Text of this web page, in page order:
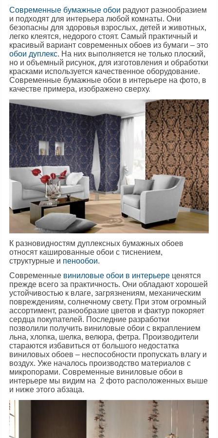
Современные бумажные обои радуют разнообразием
и подходят для интерьера любой комнаты. Они
безопасны для здоровья взрослых, детей и животных,
легко клеятся, недорого стоят. Самый практичный и
красивый вариант современных обоев из бумаги – это
обои дуплекс. На них выполняется не только плоский,
но и объемный рисунок, для изготовления и обработки
красками используется качественное оборудование.
Современные бумажные обои в интерьере на фото, в
качестве примера, изображено сверху.
К разновидностям дуплексных бумажных обоев
относят кашированные обои с тиснением,
структурные и пенообои.
Современные виниловые обои в интерьере ценятся
прежде всего за практичность. Они обладают хорошей
устойчивостью к влаге, загрязнениям, механическим
повреждениям, солнечному свету. При этом огромный
ассортимент, разнообразие цветов и фактур покоряет
сердца покупателей. Последние разработки
позволили получить виниловые обои с вкраплением
льна, хлопка, шелка, велюра, фетра. Производители
стараются избавиться от большого недостатка
виниловых обоев – неспособности пропускать влагу и
воздух. Уже началось производство материалов с
микропорами. Современные виниловые обои в
интерьере мы видим на 2 фото расположенных выше
и ниже этого абзаца.